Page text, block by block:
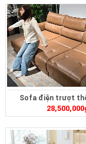
Sofa điện trượt
ZT2628
28,500,000